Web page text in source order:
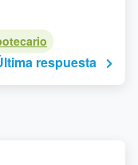
respuesta